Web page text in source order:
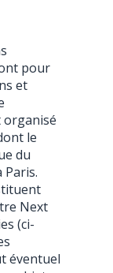
pour
et
organisé
le
du
Paris.
Next
(ci-
éventuel